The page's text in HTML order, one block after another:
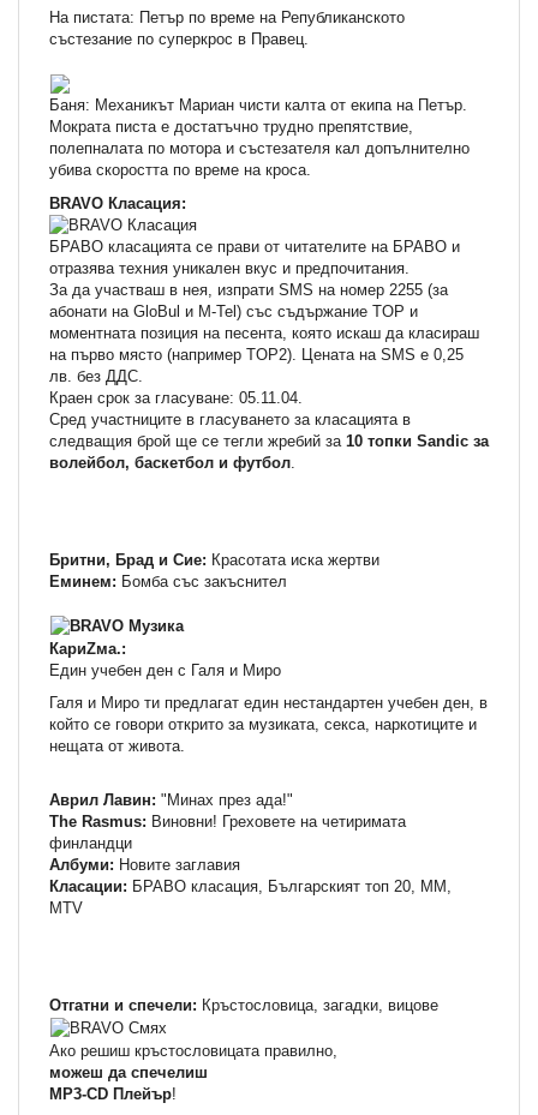
На пистата: Петър по време на Републиканското
състезание по суперкрос в Правец.
Баня: Механикът Мариан чисти калта от екипа на Петър.
Мократа писта е достатъчно трудно препятствие,
полепналата по мотора и състезателя кал допълнително
убива скоростта по време на кроса.
BRAVO Класация:
БРАВО класацията се прави от читателите на БРАВО и
отразява техния уникален вкус и предпочитания.
За да участваш в нея, изпрати SMS на номер 2255 (за
абонати на GloBul и M-Tel) със съдържание TOP и
моментната позиция на песента, която искаш да класираш
на първо място (например TOP2). Цената на SMS e 0,25
лв. без ДДС.
Краен срок за гласуване: 05.11.04.
Сред участниците в гласуването за класацията в
следващия брой ще се тегли жребий за 10 топки Sandic за
волейбол, баскетбол и футбол.
Бритни, Брад и Сие: Красотата иска жертви
Еминем: Бомба със закъснител
КариZма.:
Един учебен ден с Галя и Миро
Галя и Миро ти предлагат един нестандартен учебен ден, в
който се говори открито за музиката, секса, наркотиците и
нещата от живота.
Аврил Лавин: "Минах през ада!"
The Rasmus: Виновни! Греховете на четиримата
финландци
Албуми: Новите заглавия
Класации: БРАВО класация, Българският топ 20, ММ,
МTV
Отгатни и спечели: Кръстословица, загадки, вицове
Ако решиш кръстословицата правилно,
можеш да спечелиш
MP3-CD Плейър!